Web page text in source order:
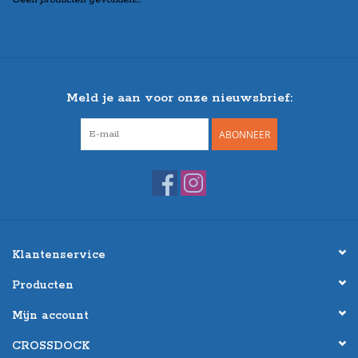
Meld je aan voor onze nieuwsbrief:
ABONNEER
Klantenservice
Producten
Mijn account
CROSSDOCK